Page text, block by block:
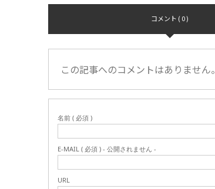
コメント ( 0 )
この記事へのコメントはありません。
名前 ( 必須 )
E-MAIL ( 必須 ) - 公開されません -
URL